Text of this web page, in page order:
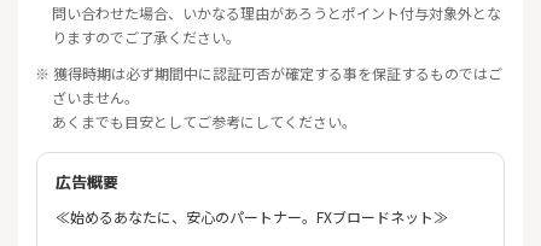
問い合わせた場合、いかなる理由があろうとポイント付与対象外とな
りますのでご了承ください。
※ 獲得時期は必ず期間中に認証可否が確定する事を保証するものではご
ざいません。
あくまでも目安としてご参考にしてください。
広告概要
≪始めるあなたに、安心のパートナー。FXブロードネット≫